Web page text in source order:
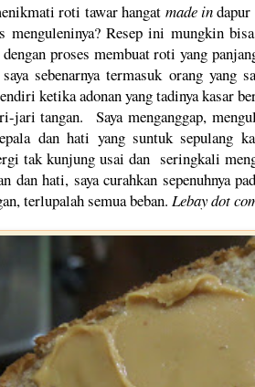
roti tawar hangat made indapur
menguleninya? Resep ini mungkin
proses membuat roti yang
sebenarnya termasuk orang yang
ketika adonan yang tadinya kasar
jari tangan. Saya menganggap,
dan hati yang suntuk sepulang
tak kunjung usai dan seringkali
dan hati, saya curahkan sepenuhnya
terlupalah semua beban. Lebay dot